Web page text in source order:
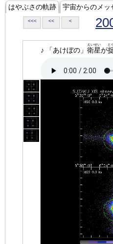
はやぶさの軌跡 宇宙からのメッ
<<< << <
♪ 「あけぼの」 衛星
えいせい
が
と